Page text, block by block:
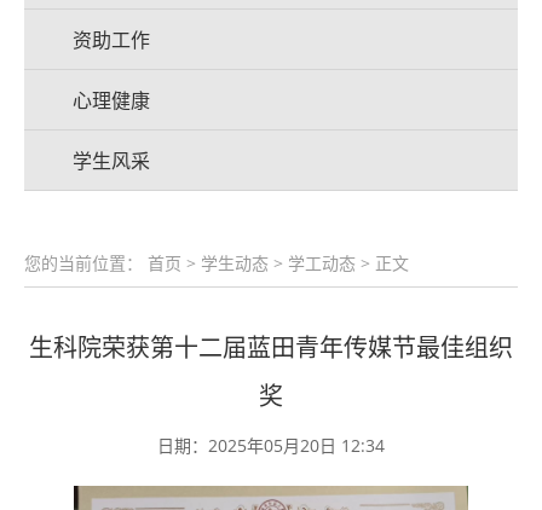
资助工作
心理健康
学生风采
您的当前位置： 首页 > 学生动态 > 学工动态 > 正文
生科院荣获第十二届蓝田青年传媒节最佳组织
奖
日期：2025年05月20日 12:34